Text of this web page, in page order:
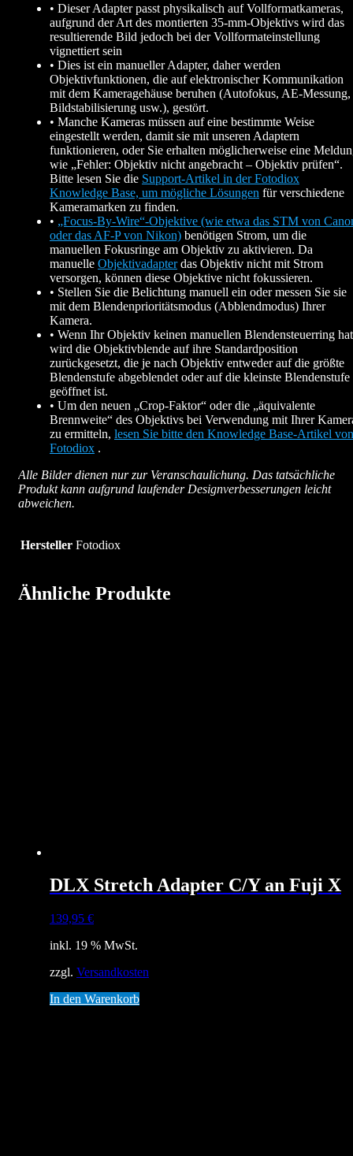
• Dieser Adapter passt physikalisch auf Vollformatkameras,
aufgrund der Art des montierten 35-mm-Objektivs wird das
resultierende Bild jedoch bei der Vollformateinstellung
vignettiert sein
• Dies ist ein manueller Adapter, daher werden
Objektivfunktionen, die auf elektronischer Kommunikation
mit dem Kameragehäuse beruhen (Autofokus, AE-Messung,
Bildstabilisierung usw.), gestört.
• Manche Kameras müssen auf eine bestimmte Weise
eingestellt werden, damit sie mit unseren Adaptern
funktionieren, oder Sie erhalten möglicherweise eine
wie „Fehler: Objektiv nicht angebracht – Objektiv prüfen“.
Bitte lesen Sie die Support-Artikel in der Fotodiox
Knowledge Base, um mögliche Lösungen für verschiedene
Kameramarken zu finden.
• „Focus-By-Wire“-Objektive (wie etwa das STM von
oder das AF-P von Nikon) benötigen Strom, um die
manuellen Fokusringe am Objektiv zu aktivieren. Da
manuelle Objektivadapterdas Objektiv nicht mit Strom
versorgen, können diese Objektive nicht fokussieren.
• Stellen Sie die Belichtung manuell ein oder messen Sie sie
mit dem Blendenprioritätsmodus (Abblendmodus) Ihrer
Kamera.
• Wenn Ihr Objektiv keinen manuellen Blendensteuerring
wird die Objektivblende auf ihre Standardposition
zurückgesetzt, die je nach Objektiv entweder auf die größte
Blendenstufe abgeblendet oder auf die kleinste Blendenstufe
geöffnet ist.
• Um den neuen „Crop-Faktor“ oder die „äquivalente
Brennweite“ des Objektivs bei Verwendung mit Ihrer
zu ermitteln, lesen Sie bitte den Knowledge Base-Artikel von
Fotodiox .
Alle Bilder dienen nur zur Veranschaulichung. Das tatsächliche
Produkt kann aufgrund laufender Designverbesserungen leicht
abweichen.
Hersteller Fotodiox
Ähnliche Produkte
DLX Stretch Adapter C/Y an Fuji X
139,95 €
inkl. 19 % MwSt.
zzgl. Versandkosten
In den Warenkorb